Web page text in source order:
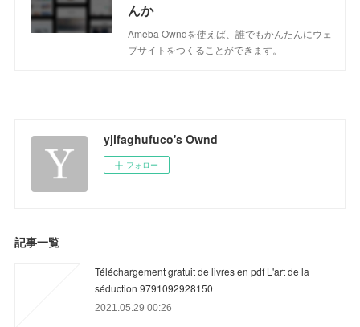
んか
Ameba Owndを使えば、誰でもかんたんにウェ
ブサイトをつくることができます。
yjifaghufuco's Ownd
フォロー
記事一覧
Téléchargement gratuit de livres en pdf L'art de la
séduction 9791092928150
2021.05.29 00:26